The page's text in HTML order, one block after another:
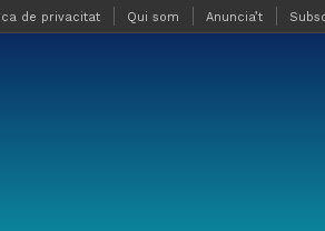
de privacitat Qui som Anuncia’t